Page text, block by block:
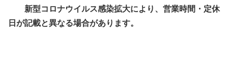
新型コロナウイルス感染拡大により、営業時間・定休
日が記載と異なる場合があります。